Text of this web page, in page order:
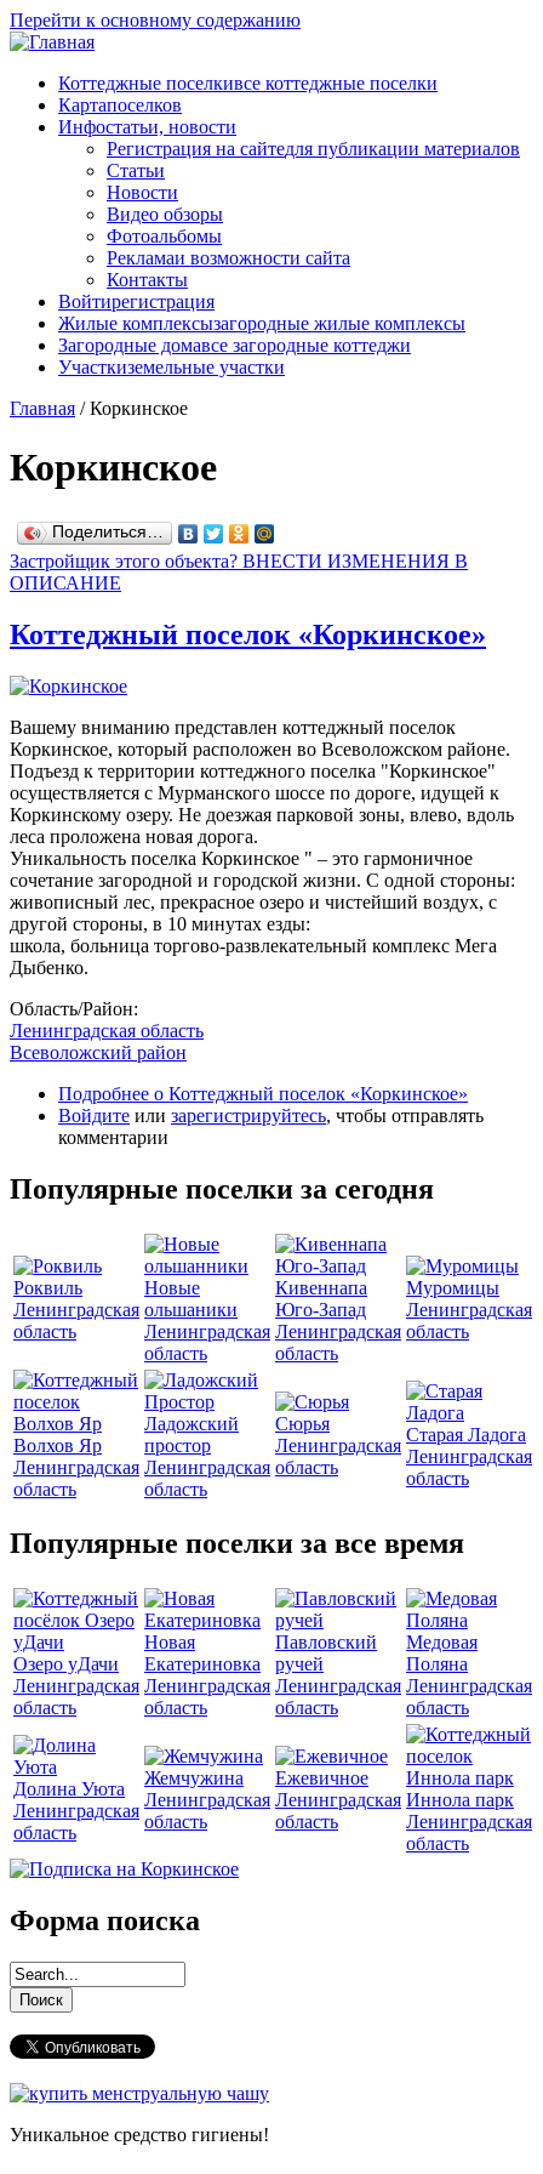
Перейти к основному содержанию
Коттеджные поселкивсе коттеджные поселки
Картапоселков
Инфостатьи, новости
Регистрация на сайтедля публикации материалов
Статьи
Новости
Видео обзоры
Фотоальбомы
Рекламаи возможности сайта
Контакты
Войтирегистрация
Жилые комплексызагородные жилые комплексы
Загородные домавсе загородные коттеджи
Участкиземельные участки
Главная /Коркинское
Коркинское
Поделиться…
Застройщик этого объекта? ВНЕСТИ ИЗМЕНЕНИЯ В
ОПИСАНИЕ
Коттеджный поселок «Коркинское»
Вашему вниманию представлен коттеджный поселок
Коркинское, который расположен во Всеволожском районе.
Подъезд к территории коттеджного поселка "Коркинское"
осуществляется с Мурманского шоссе по дороге, идущей к
Коркинскому озеру. Не доезжая парковой зоны, влево, вдоль
леса проложена новая дорога.
Уникальность поселка Коркинское " – это гармоничное
сочетание загородной и городской жизни. С одной стороны:
живописный лес, прекрасное озеро и чистейший воздух, с
другой стороны, в 10 минутах езды:
школа, больница торгово-развлекательный комплекс Мега
Дыбенко.
Область/Район:
Ленинградская область
Всеволожский район
Подробнее о Коттеджный поселок «Коркинское»
Войдите или зарегистрируйтесь, чтобы отправлять
комментарии
Популярные поселки за сегодня
Роквиль
Ленинградская
область
Новые
ольшаники
Ленинградская
область
Кивеннапа
Юго-Запад
Ленинградская
область
Муромицы
Ленинградская
область
Волхов Яр
Ленинградская
область
Ладожский
простор
Ленинградская
область
Сюрья
Ленинградская
область
Старая Ладога
Ленинградская
область
Популярные поселки за все время
Озеро уДачи
Ленинградская
область
Новая
Екатериновка
Ленинградская
область
Павловский
ручей
Ленинградская
область
Медовая
Поляна
Ленинградская
область
Долина Уюта
Ленинградская
область
Жемчужина
Ленинградская
область
Ежевичное
Ленинградская
область
Иннола парк
Ленинградская
область
Форма поиска
Уникальное средство гигиены!